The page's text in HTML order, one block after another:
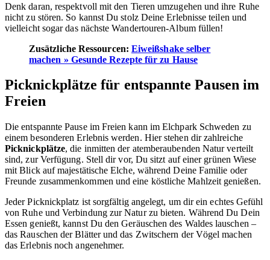
Denk daran, respektvoll mit den Tieren umzugehen und ihre Ruhe
nicht zu stören. So kannst Du stolz Deine Erlebnisse teilen und
vielleicht sogar das nächste Wandertouren-Album füllen!
Zusätzliche Ressourcen: Eiweißshake selber
machen » Gesunde Rezepte für zu Hause
Picknickplätze für entspannte Pausen im
Freien
Die entspannte Pause im Freien kann im Elchpark Schweden zu
einem besonderen Erlebnis werden. Hier stehen dir zahlreiche
Picknickplätze, die inmitten der atemberaubenden Natur verteilt
sind, zur Verfügung. Stell dir vor, Du sitzt auf einer grünen Wiese
mit Blick auf majestätische Elche, während Deine Familie oder
Freunde zusammenkommen und eine köstliche Mahlzeit genießen.
Jeder Picknickplatz ist sorgfältig angelegt, um dir ein echtes Gefühl
von Ruhe und Verbindung zur Natur zu bieten. Während Du Dein
Essen genießt, kannst Du den Geräuschen des Waldes lauschen –
das Rauschen der Blätter und das Zwitschern der Vögel machen
das Erlebnis noch angenehmer.